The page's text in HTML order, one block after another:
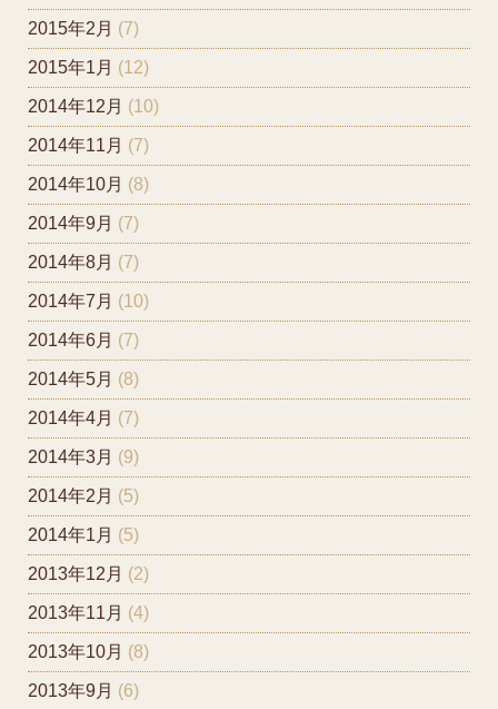
2015年2月 (7)
2015年1月 (12)
2014年12月 (10)
2014年11月 (7)
2014年10月 (8)
2014年9月 (7)
2014年8月 (7)
2014年7月 (10)
2014年6月 (7)
2014年5月 (8)
2014年4月 (7)
2014年3月 (9)
2014年2月 (5)
2014年1月 (5)
2013年12月 (2)
2013年11月 (4)
2013年10月 (8)
2013年9月 (6)